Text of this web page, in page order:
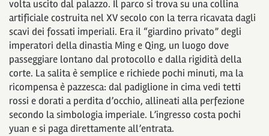
volta uscito dal palazzo. Il parco si trova su una collina
artificiale costruita nel XV secolo con la terra ricavata dagli
scavi dei fossati imperiali. Era il “giardino privato” degli
imperatori della dinastia Ming e Qing, un luogo dove
passeggiare lontano dal protocollo e dalla rigidità della
corte. La salita è semplice e richiede pochi minuti, ma la
ricompensa è pazzesca: dal padiglione in cima vedi tetti
rossi e dorati a perdita d’occhio, allineati alla perfezione
secondo la simbologia imperiale. L’ingresso costa pochi
yuan e si paga direttamente all’entrata.